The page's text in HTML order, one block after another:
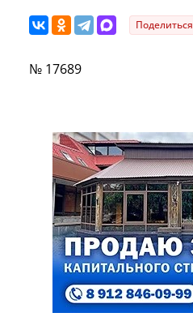
Поделиться
№ 17689